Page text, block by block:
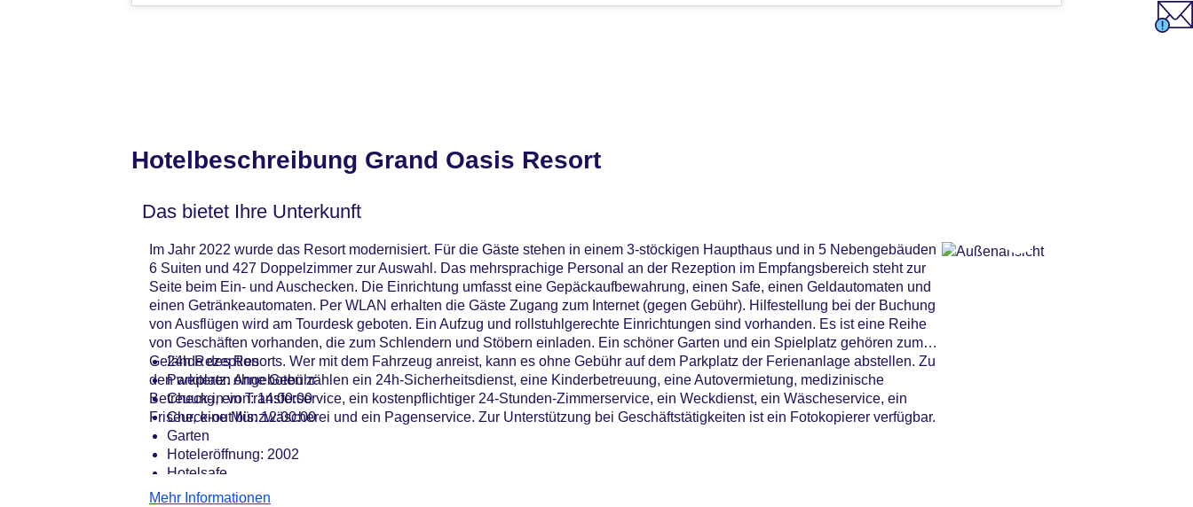
Hotelbeschreibung Grand Oasis Resort
Das bietet Ihre Unterkunft
Im Jahr 2022 wurde das Resort modernisiert. Für die Gäste stehen in einem 3-stöckigen Haupthaus und in 5 Nebengebäuden
6 Suiten und 427 Doppelzimmer zur Auswahl. Das mehrsprachige Personal an der Rezeption im Empfangsbereich steht zur
Seite beim Ein- und Auschecken. Die Einrichtung umfasst eine Gepäckaufbewahrung, einen Safe, einen Geldautomaten und
einen Getränkeautomaten. Per WLAN erhalten die Gäste Zugang zum Internet (gegen Gebühr). Hilfestellung bei der Buchung
von Ausflügen wird am Tourdesk geboten. Ein Aufzug und rollstuhlgerechte Einrichtungen sind vorhanden. Es ist eine Reihe
von Geschäften vorhanden, die zum Schlendern und Stöbern einladen. Ein schöner Garten und ein Spielplatz gehören zum
Gelände des Resorts. Wer mit dem Fahrzeug anreist, kann es ohne Gebühr auf dem Parkplatz der Ferienanlage abstellen. Zu
den weiteren Angeboten zählen ein 24h-Sicherheitsdienst, eine Kinderbetreuung, eine Autovermietung, medizinische
Betreuung, ein Transferservice, ein kostenpflichtiger 24-Stunden-Zimmerservice, ein Weckdienst, ein Wäscheservice, ein
Friseur, eine Münzwäscherei und ein Pagenservice. Zur Unterstützung bei Geschäftstätigkeiten ist ein Fotokopierer verfügbar.
24h Rezeption
Parkplatz: ohne Gebühr
Check-in von: 14:00:00
Check-out bis: 12:00:00
Garten
Hoteleröffnung: 2002
Hotelsafe
WLAN/WiFi im Hotel: gegen Gebühr
Mehr Informationen